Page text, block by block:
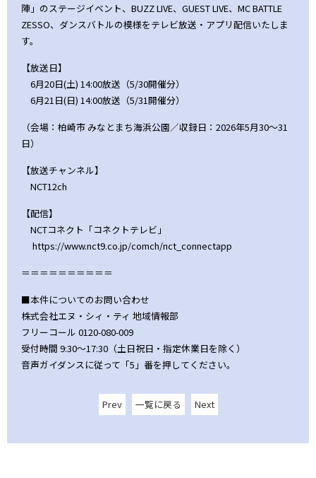
陣」のステージイベント、BUZZ LIVE、GUEST LIVE、MC BATTLE
ZESSO、ダンスバトルの模様をテレビ放送・アプリ配信いたしま
す。
【放送日】
6月20日(土) 14:00放送（5/30開催分）
6月21日(日) 14:00放送（5/31開催分）
（会場：柏崎市 みなとまち海浜公園／収録日：2026年5月30～31
日）
【放送チャンネル】
NCT12ch
【配信】
NCTコネクト「コネクトテレビ」
https://www.nct9.co.jp/comch/nct_connectapp
＝＝＝＝＝＝＝＝＝＝
■本件についてのお問い合わせ
株式会社エヌ・シィ・ティ 地域情報部
フリーコール 0120-080-009
受付時間 9:30～17:30（土日祝日・指定休業日を除く）
音声ガイダンスに従って「5」番を押してください。
Prev 一覧に戻る Next